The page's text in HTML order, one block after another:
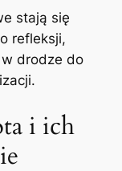
stają się
refleksji,
drodze do
i ich